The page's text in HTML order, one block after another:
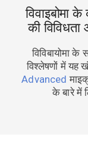
विवाइबोमा
की
विविबायोमा
विश्लेषणों में यह
Advanced
के बारे में